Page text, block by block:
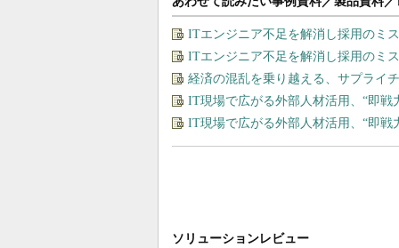
ITエンジニア不足を解消し採用のミ
ITエンジニア不足を解消し採用のミ
経済の混乱を乗り越える、サプライ
IT現場で広がる外部人材活用、“即
IT現場で広がる外部人材活用、“即